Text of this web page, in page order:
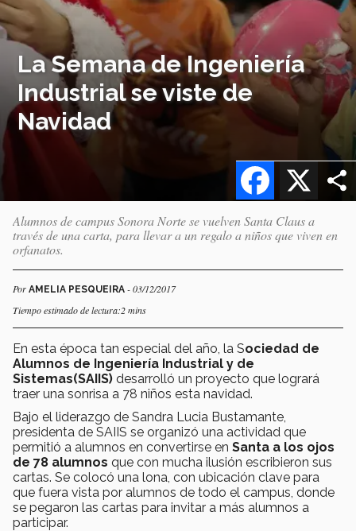
La Semana de Ingeniería
Industrial se viste de
Navidad
X
Facebook
Alumnos de campus Sonora Norte se vuelven Santa Claus a
través de una carta, para llevar a un regalo a niños que viven en
orfanatos.
Por AMELIA PESQUEIRA - 03/12/2017
Tiempo estimado de lectura:2 mins
En esta época tan especial del año, la Sociedad de
Alumnos de Ingeniería Industrial y de
Sistemas(SAIIS) desarrolló un proyecto que logrará
traer una sonrisa a 78 niños esta navidad.
Bajo el liderazgo de Sandra Lucia Bustamante,
presidenta de SAIIS se organizó una actividad que
permitió a alumnos en convertirse en Santa a los ojos
de 78 alumnos que con mucha ilusión escribieron sus
cartas. Se colocó una lona, con ubicación clave para
que fuera vista por alumnos de todo el campus, donde
se pegaron las cartas para invitar a más alumnos a
participar.